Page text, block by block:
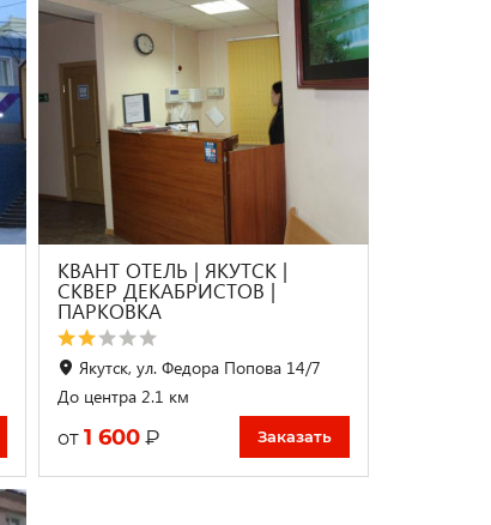
КВАНТ ОТЕЛЬ | ЯКУТСК |
СКВЕР ДЕКАБРИСТОВ |
ПАРКОВКА
Якутск, ул. Федора Попова 14/7
До центра 2.1 км
от1 600 ₽ Заказать